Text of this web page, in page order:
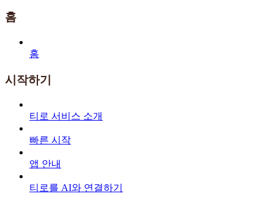
홈
홈
시작하기
티로 서비스 소개
빠른 시작
앱 안내
티로를 AI와 연결하기